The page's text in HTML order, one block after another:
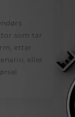
som tar
etter
eller